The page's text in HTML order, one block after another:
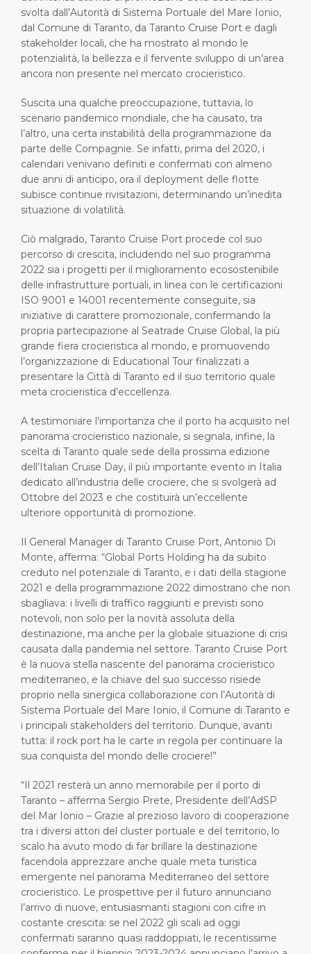
svolta dall’Autorità di Sistema Portuale del Mare Ionio,
dal Comune di Taranto, da Taranto Cruise Port e dagli
stakeholder locali, che ha mostrato al mondo le
potenzialità, la bellezza e il fervente sviluppo di un’area
ancora non presente nel mercato crocieristico.
Suscita una qualche preoccupazione, tuttavia, lo
scenario pandemico mondiale, che ha causato, tra
l’altro, una certa instabilità della programmazione da
parte delle Compagnie. Se infatti, prima del 2020, i
calendari venivano definiti e confermati con almeno
due anni di anticipo, ora il deployment delle flotte
subisce continue rivisitazioni, determinando un’inedita
situazione di volatilità.
Ciò malgrado, Taranto Cruise Port procede col suo
percorso di crescita, includendo nel suo programma
2022 sia i progetti per il miglioramento ecosostenibile
delle infrastrutture portuali, in linea con le certificazioni
ISO 9001 e 14001 recentemente conseguite, sia
iniziative di carattere promozionale, confermando la
propria partecipazione al Seatrade Cruise Global, la più
grande fiera crocieristica al mondo, e promuovendo
l’organizzazione di Educational Tour finalizzati a
presentare la Città di Taranto ed il suo territorio quale
meta crocieristica d’eccellenza.
A testimoniare l’importanza che il porto ha acquisito nel
panorama crocieristico nazionale, si segnala, infine, la
scelta di Taranto quale sede della prossima edizione
dell’Italian Cruise Day, il più importante evento in Italia
dedicato all’industria delle crociere, che si svolgerà ad
Ottobre del 2023 e che costituirà un’eccellente
ulteriore opportunità di promozione.
Il General Manager di Taranto Cruise Port, Antonio Di
Monte, afferma: “Global Ports Holding ha da subito
creduto nel potenziale di Taranto, e i dati della stagione
2021 e della programmazione 2022 dimostrano che non
sbagliava: i livelli di traffico raggiunti e previsti sono
notevoli, non solo per la novità assoluta della
destinazione, ma anche per la globale situazione di crisi
causata dalla pandemia nel settore. Taranto Cruise Port
è la nuova stella nascente del panorama crocieristico
mediterraneo, e la chiave del suo successo risiede
proprio nella sinergica collaborazione con l’Autorità di
Sistema Portuale del Mare Ionio, il Comune di Taranto e
i principali stakeholders del territorio. Dunque, avanti
tutta: il rock port ha le carte in regola per continuare la
sua conquista del mondo delle crociere!”
“Il 2021 resterà un anno memorabile per il porto di
Taranto – afferma Sergio Prete, Presidente dell’AdSP
del Mar Ionio – Grazie al prezioso lavoro di cooperazione
tra i diversi attori del cluster portuale e del territorio, lo
scalo ha avuto modo di far brillare la destinazione
facendola apprezzare anche quale meta turistica
emergente nel panorama Mediterraneo del settore
crocieristico. Le prospettive per il futuro annunciano
l’arrivo di nuove, entusiasmanti stagioni con cifre in
costante crescita: se nel 2022 gli scali ad oggi
confermati saranno quasi raddoppiati, le recentissime